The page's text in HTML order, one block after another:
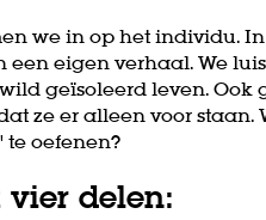
we in op het individu.
eigen verhaal. We
geïsoleerd leven. Ook
ze er alleen voor staan.
oefenen?
delen: